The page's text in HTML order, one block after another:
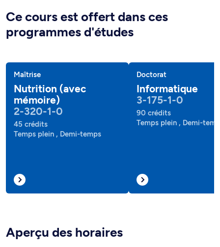
Ce cours est offert dans ces
programmes d'études
Maîtrise
Nutrition (avec
mémoire)
2-320-1-0
45 crédits
Temps plein , Demi-temps
Doctorat
Informatique
3-175-1-0
90 crédits
Temps plein , Demi-
Aperçu des horaires